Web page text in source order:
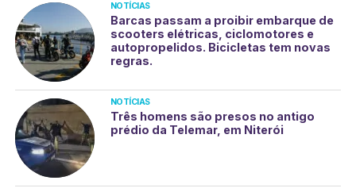
NOTÍCIAS
Barcas passam a proibir embarque de
scooters elétricas, ciclomotores e
autopropelidos. Bicicletas tem novas
regras.
NOTÍCIAS
Três homens são presos no antigo
prédio da Telemar, em Niterói